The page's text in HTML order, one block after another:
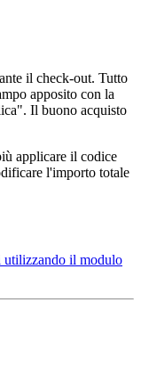
il check-out. Tutto
apposito con la
Il buono acquisto
applicare il codice
l'importo totale
utilizzando il modulo